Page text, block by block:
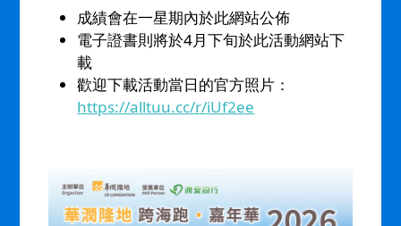
成績會在一星期內於此網站公佈
電子證書則將於4月下旬於此活動網站下
載
歡迎下載活動當日的官方照片：
https://alltuu.cc/r/iUf2ee